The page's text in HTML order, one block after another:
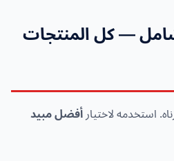
— كل المنتجات
استخدمه لاختيارأفضل مبيد